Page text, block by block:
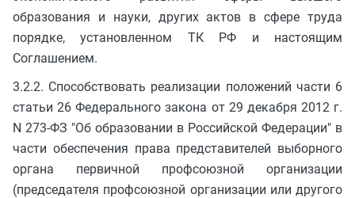
образования и науки, других актов в сфере труда
порядке, установленном ТК РФ и настоящим
Соглашением.
3.2.2. Способствовать реализации положений части 6
статьи 26 Федерального закона от 29 декабря 2012 г.
N 273-ФЗ "Об образовании в Российской Федерации" в
части обеспечения права представителей выборного
органа первичной профсоюзной организации
(председателя профсоюзной организации или другого